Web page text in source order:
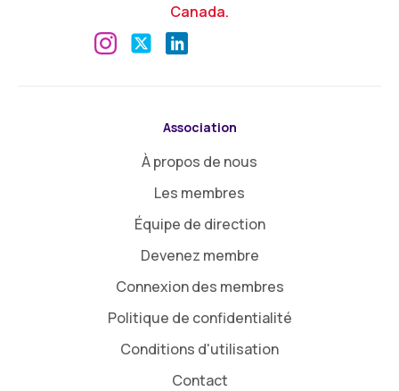
Canada.
Association
À propos de nous
Les membres
Équipe de direction
Devenez membre
Connexion des membres
Politique de confidentialité
Conditions d'utilisation
Contact